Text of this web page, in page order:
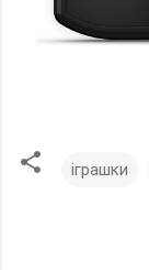
іграшки